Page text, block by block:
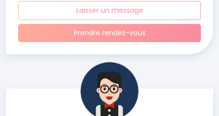
Laisser un message
Prendre rendez-vous